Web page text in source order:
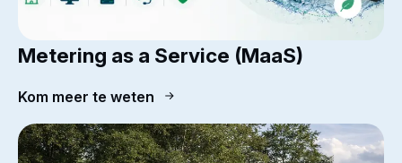
Metering as a Service (MaaS)
Kom meer te weten